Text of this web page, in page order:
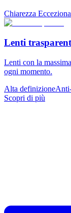
Chiarezza
Lenti
Lenti con la
ogni momento.
Alta definizione
Scopri di più